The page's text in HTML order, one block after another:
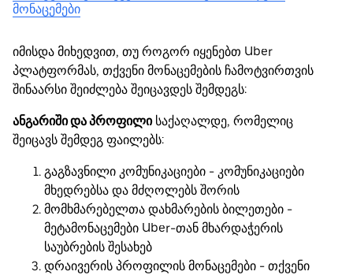
მონაცემები
იმისდა მიხედვით, თუ როგორ იყენებთ Uber
პლატფორმას, თქვენი მონაცემების ჩამოტვირთვის
შინაარსი შეიძლება შეიცავდეს შემდეგს:
ანგარიში და პროფილისაქაღალდე, რომელიც
შეიცავს შემდეგ ფაილებს:
გაგზავნილი კომუნიკაციები - კომუნიკაციები
მხედრებსა და მძღოლებს შორის
მომხმარებელთა დახმარების ბილეთები -
მეტამონაცემები Uber-თან მხარდაჭერის
საუბრების შესახებ
დრაივერის პროფილის მონაცემები - თქვენი